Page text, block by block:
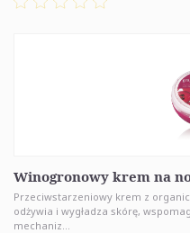
Winogronowy krem na
Przeciwstarzeniowy krem z
odżywia i wygładza skórę,
mechaniz...